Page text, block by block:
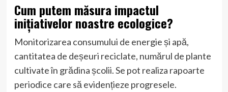
Cum putem măsura impactul
inițiativelor noastre ecologice?
Monitorizarea consumului de energie și apă,
cantitatea de deșeuri reciclate, numărul de plante
cultivate în grădina școlii. Se pot realiza rapoarte
periodice care să evidențieze progresele.